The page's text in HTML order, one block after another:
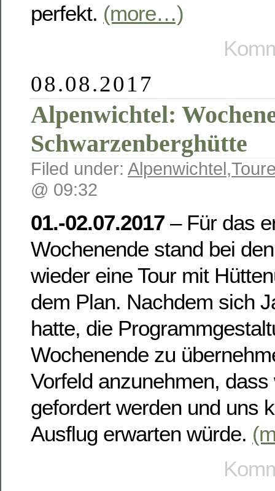
perfekt. (more…)
08.08.2017
Alpenwichtel:
Schwarzenberghütte
Filed under: Alpenwichtel,
@ 09:32
01.-02.07.2017 – Für das
Wochenende stand bei
wieder eine Tour mit
dem Plan. Nachdem sich
hatte, die
Wochenende zu
Vorfeld anzunehmen,
gefordert werden und uns
Ausflug erwarten würde.